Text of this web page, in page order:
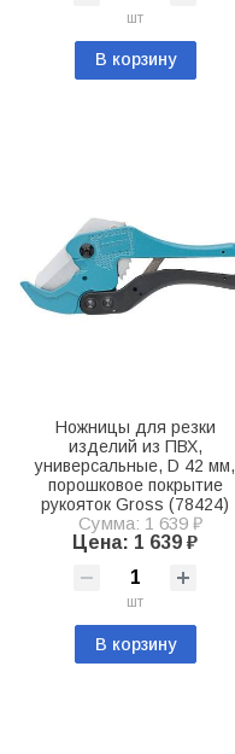
шт
В корзину
Ножницы для резки
изделий из ПВХ,
универсальные, D 42 мм,
порошковое покрытие
рукояток Gross (78424)
Сумма: 1 639 ₽
Цена: 1 639 ₽
шт
В корзину